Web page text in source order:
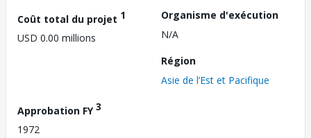
Coût total du projet 1
USD 0.00 millions
Organisme d'exécution
N/A
Région
Asie de l’Est et Pacifique
Approbation FY3
1972